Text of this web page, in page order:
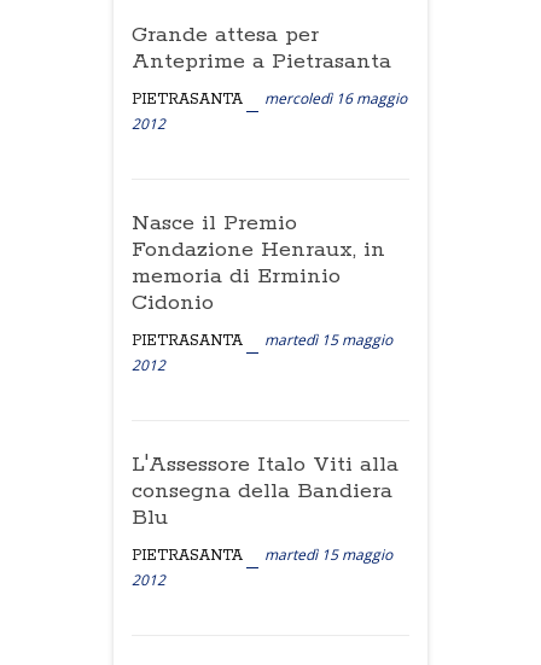
Grande attesa per
Anteprime a Pietrasanta
PIETRASANTA
mercoledì 16 maggio
2012
Nasce il Premio
Fondazione Henraux, in
memoria di Erminio
Cidonio
PIETRASANTA
martedì 15 maggio
2012
L'Assessore Italo Viti alla
consegna della Bandiera
Blu
PIETRASANTA
martedì 15 maggio
2012